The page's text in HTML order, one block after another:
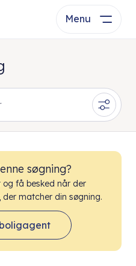
Menu
søgning?
få besked når der
der matcher din søgning.